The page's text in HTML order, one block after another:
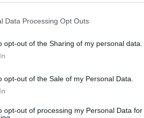
Data Processing Opt Outs
opt-out of the Sharing of my personal data.
opt-out of the Sale of my Personal Data.
opt-out of processing my Personal Data for